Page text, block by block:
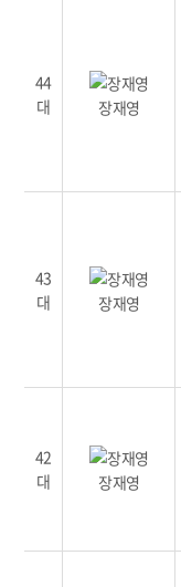
44
대
장재영
43
대
장재영
42
대
장재영